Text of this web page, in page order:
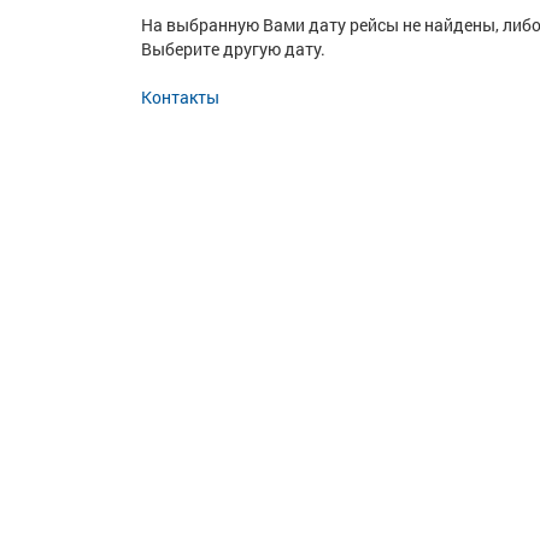
На выбранную Вами дату рейсы не найдены,
Выберите другую дату.
Контакты